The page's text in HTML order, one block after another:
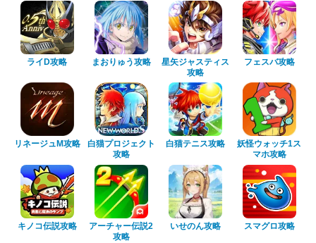
ライD攻略 まおりゅう攻略
星矢ジャスティス
攻略
フェスバ攻略
リネージュM攻略
白猫プロジェクト
攻略
白猫テニス攻略
妖怪ウォッチ1ス
マホ攻略
キノコ伝説攻略
アーチャー伝説2
攻略
いせのん攻略 スマグロ攻略